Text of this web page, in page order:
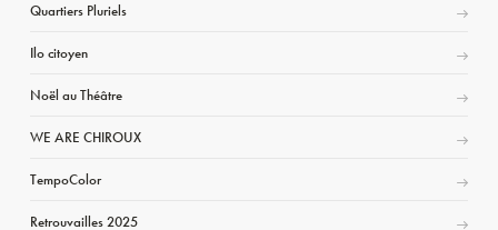
Quartiers Pluriels
Ilo citoyen
Noël au Théâtre
WE ARE CHIROUX
TempoColor
Retrouvailles 2025